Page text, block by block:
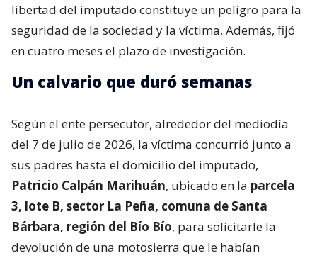
libertad del imputado constituye un peligro para la
seguridad de la sociedad y la víctima. Además, fijó
en cuatro meses el plazo de investigación.
Un calvario que duró semanas
Según el ente persecutor, alrededor del mediodía
del 7 de julio de 2026, la víctima concurrió junto a
sus padres hasta el domicilio del imputado,
Patricio Calpán Marihuán, ubicado en la parcela
3, lote B, sector La Peña, comuna de Santa
Bárbara, región del Bío Bío, para solicitarle la
devolución de una motosierra que le habían